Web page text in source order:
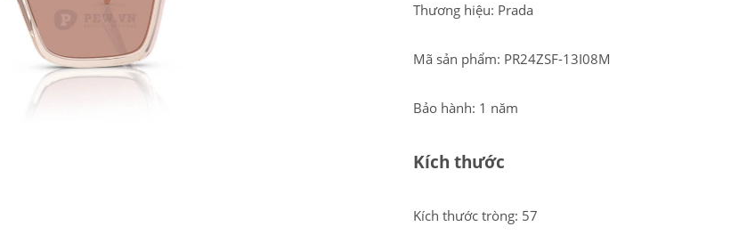
Thương hiệu: Prada
Mã sản phẩm: PR24ZSF-13I08M
Bảo hành: 1 năm
Kích thước
Kích thước tròng: 57